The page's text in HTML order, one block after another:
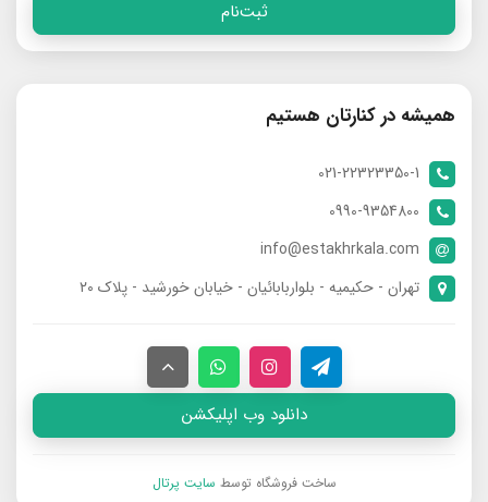
ثبت‌نام
همیشه در کنارتان هستیم
021-22323350-1
0990-9354800
info@estakhrkala.com
تهران - حکیمیه - بلواربابائیان - خیابان خورشید - پلاک ۲۰
دانلود وب اپلیکشن
ساخت فروشگاه توسط سایت پرتال